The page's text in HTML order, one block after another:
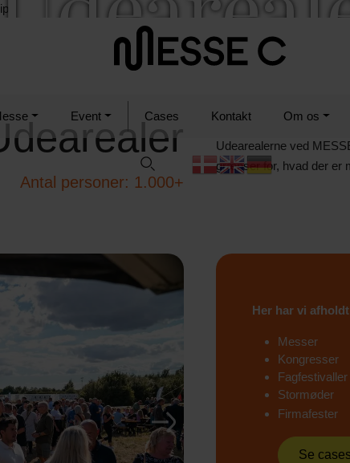
Event Cases Kontakt Om os
Antal personer: 1.000+
Udearealerne ved
grænser for, hvad der er
Next
Her har vi
Messer
Kongresser
Fagfestivaller
Stormøder
Firmafester
Se